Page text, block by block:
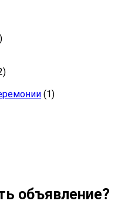
(1)
объявление?